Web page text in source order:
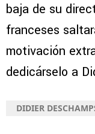
baja de su
franceses
motivación
dedicárselo a
DIDIER